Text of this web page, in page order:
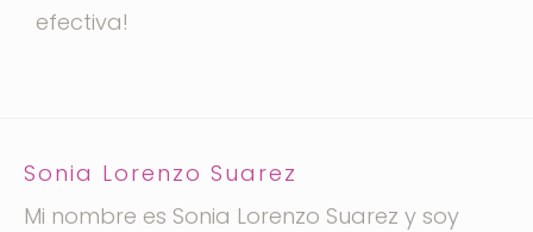
efectiva!
Sonia Lorenzo Suarez
Mi nombre es Sonia Lorenzo Suarez y soy